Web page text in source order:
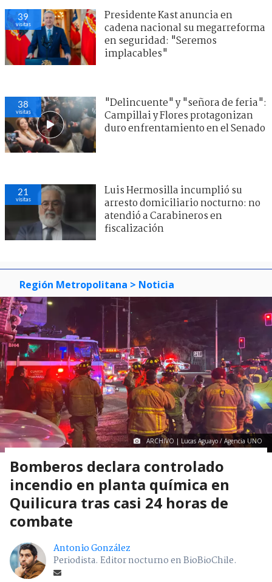
39
visitas
Presidente Kast anuncia en
cadena nacional su megarreforma
en seguridad: "Seremos
implacables"
38
visitas
"Delincuente" y "señora de feria":
Campillai y Flores protagonizan
duro enfrentamiento en el Senado
21
visitas
Luis Hermosilla incumplió su
arresto domiciliario nocturno: no
atendió a Carabineros en
fiscalización
Región Metropolitana > Noticia
ARCHIVO | Lucas Aguayo / Agencia UNO
Bomberos declara controlado
incendio en planta química en
Quilicura tras casi 24 horas de
combate
Antonio González
Periodista. Editor nocturno en BioBioChile.